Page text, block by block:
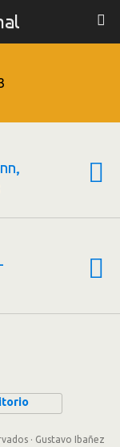
· Gustavo Ibañez